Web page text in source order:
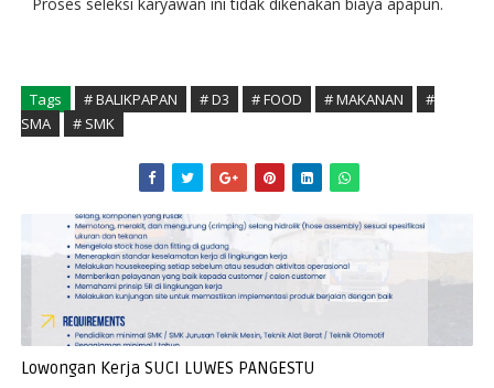
Tags # BALIKPAPAN # D3 # FOOD # MAKANAN
#
SMA
# SMK
Lowongan Kerja SUCI LUWES PANGESTU